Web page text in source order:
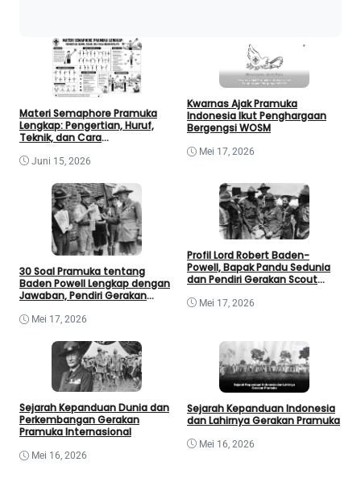
Materi Semaphore Pramuka
Lengkap: Pengertian, Huruf,
Teknik, dan Cara
Juni 15, 2026
Kwarnas Ajak Pramuka
Indonesia Ikut Penghargaan
Bergengsi WOSM
Mei 17, 2026
30 Soal Pramuka tentang
Baden Powell Lengkap dengan
Jawaban, Pendiri Gerakan
Mei 17, 2026
Profil Lord Robert Baden-
Powell, Bapak Pandu Sedunia
dan Pendiri Gerakan Scout
Mei 17, 2026
Sejarah Kepanduan Dunia dan
Perkembangan Gerakan
Pramuka Internasional
Mei 16, 2026
Sejarah Kepanduan Indonesia
dan Lahirnya Gerakan Pramuka
Mei 16, 2026